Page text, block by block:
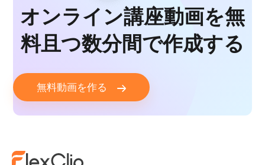
オンライン講座動画を無
料且つ数分間で作成する
無料動画を作る